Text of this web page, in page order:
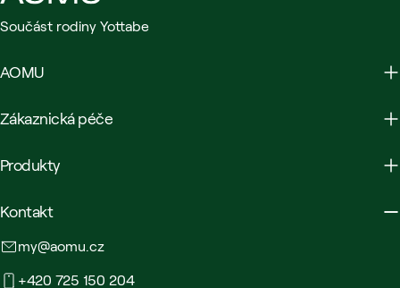
Součást rodiny Yottabe
AOMU
Zákaznická péče
Produkty
Kontakt
my@aomu.cz
+420 725 150 204